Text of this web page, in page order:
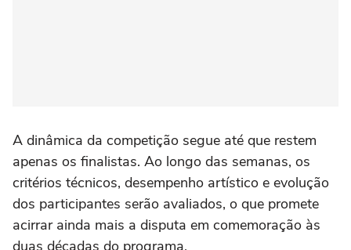
A dinâmica da competição segue até que restem
apenas os finalistas. Ao longo das semanas, os
critérios técnicos, desempenho artístico e evolução
dos participantes serão avaliados, o que promete
acirrar ainda mais a disputa em comemoração às
duas décadas do programa.